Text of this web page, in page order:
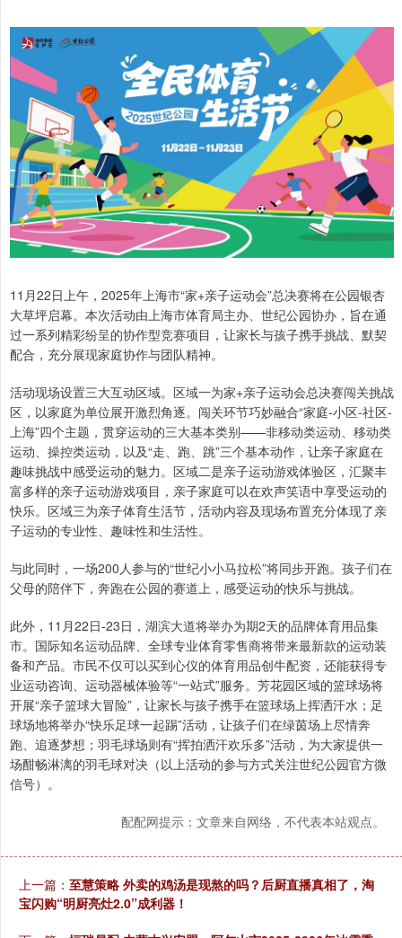
11月22日上午，2025年上海市“家+亲子运动会”总决赛将在公园银杏
大草坪启幕。本次活动由上海市体育局主办、世纪公园协办，旨在通
过一系列精彩纷呈的协作型竞赛项目，让家长与孩子携手挑战、默契
配合，充分展现家庭协作与团队精神。
活动现场设置三大互动区域。区域一为家+亲子运动会总决赛闯关挑战
区，以家庭为单位展开激烈角逐。闯关环节巧妙融合“家庭-小区-社区-
上海”四个主题，贯穿运动的三大基本类别——非移动类运动、移动类
运动、操控类运动，以及“走、跑、跳”三个基本动作，让亲子家庭在
趣味挑战中感受运动的魅力。区域二是亲子运动游戏体验区，汇聚丰
富多样的亲子运动游戏项目，亲子家庭可以在欢声笑语中享受运动的
快乐。区域三为亲子体育生活节，活动内容及现场布置充分体现了亲
子运动的专业性、趣味性和生活性。
与此同时，一场200人参与的“世纪小小马拉松”将同步开跑。孩子们在
父母的陪伴下，奔跑在公园的赛道上，感受运动的快乐与挑战。
此外，11月22日-23日，湖滨大道将举办为期2天的品牌体育用品集
市。国际知名运动品牌、全球专业体育零售商将带来最新款的运动装
备和产品。市民不仅可以买到心仪的体育用品创牛配资，还能获得专
业运动咨询、运动器械体验等“一站式”服务。芳花园区域的篮球场将
开展“亲子篮球大冒险”，让家长与孩子携手在篮球场上挥洒汗水；足
球场地将举办“快乐足球一起踢”活动，让孩子们在绿茵场上尽情奔
跑、追逐梦想；羽毛球场则有“挥拍洒汗欢乐多”活动，为大家提供一
场酣畅淋漓的羽毛球对决（以上活动的参与方式关注世纪公园官方微
信号）。
配配网提示：文章来自网络，不代表本站观点。
上一篇： 至慧策略 外卖的鸡汤是现熬的吗？后厨直播真相了，淘
宝闪购“明厨亮灶2.0”成利器！